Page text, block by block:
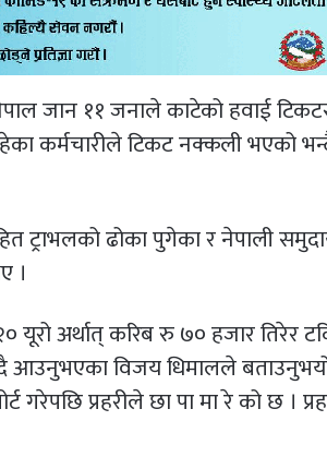
जान ११ जनाले काटेको हवाई
कर्मचारीले टिकट नक्कली भएको
ट्राभलको ढोका पुगेका र नेपाली
।
यूरो अर्थात् करिब रु ७० हजार तिरेर
आउनुभएका विजय धिमालले
गरेपछि प्रहरीले छा पा मा रे को छ ।